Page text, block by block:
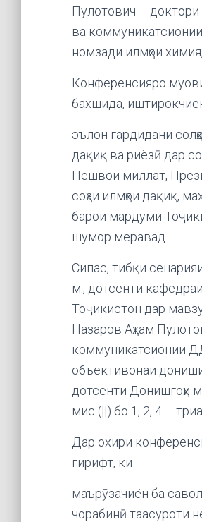
Пулотович – доктори
ва
номзади илмҳои
Конференсияро
бахшида,
эълон гардидани
дақиқ ва риёзӣ дар
Пешвои миллат,
соҳаи илмҳои дақиқ,
барои мардуми
шумор меравад.
Сипас, тибқи
м., дотсенти
Тоҷикистон дар
Назаров Аҳтам
коммуникатсионии
объективонаи
дотсенти Донишгоҳи
мис (||) бо 1, 2, 4 –
Дар охири
гирифт, ки
маърӯзачиён ба
чорабинӣ таасуроти